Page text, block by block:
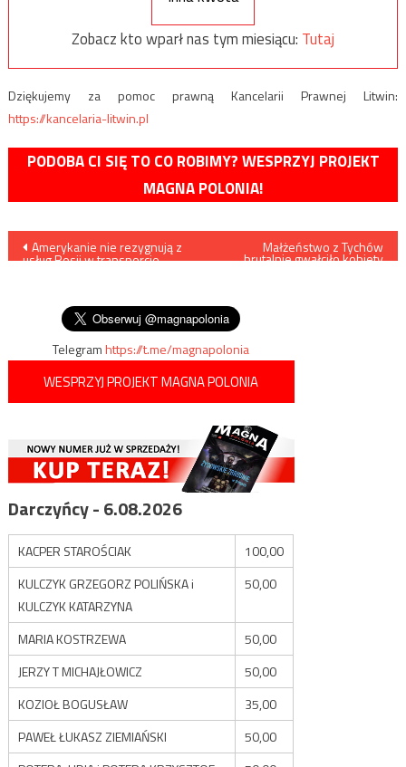
Zobacz kto wparł nas tym miesiącu: Tutaj
Dziękujemy za pomoc prawną Kancelarii Prawnej Litwin:
https://kancelaria-litwin.pl
PODOBA CI SIĘ TO CO ROBIMY? WESPRZYJ PROJEKT
MAGNA POLONIA!
Nawigacja
Amerykanie nie rezygnują z
usług Rosji w transporcie
Małżeństwo z Tychów
brutalnie gwałciło kobiety
Telegramhttps://t.me/magnapolonia
WESPRZYJ PROJEKT MAGNA POLONIA
Darczyńcy - 6.08.2026
KACPER STAROŚCIAK
100,00
KULCZYK GRZEGORZ POLIŃSKA i
KULCZYK KATARZYNA
50,00
MARIA KOSTRZEWA
50,00
JERZY T MICHAJŁOWICZ
50,00
KOZIOŁ BOGUSŁAW
35,00
PAWEŁ ŁUKASZ ZIEMIAŃSKI
50,00